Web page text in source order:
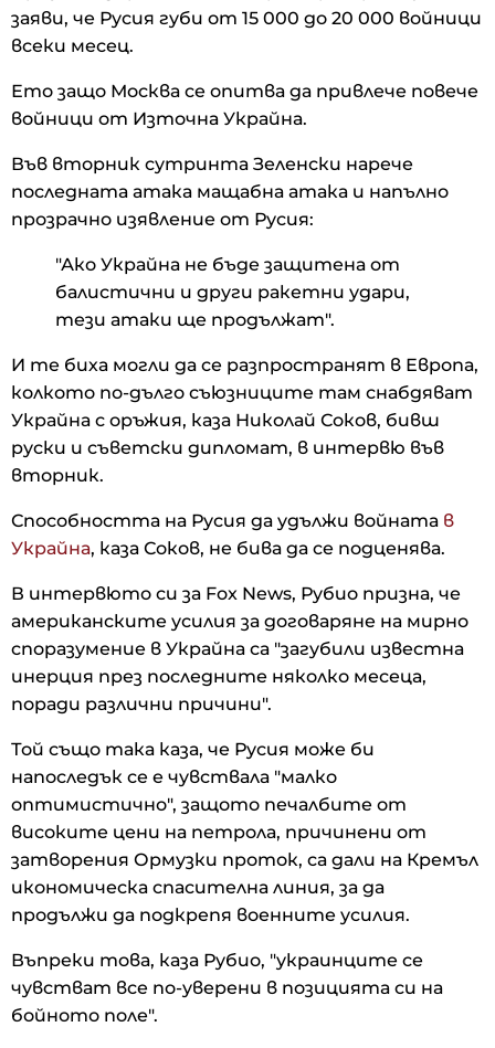
заяви, че Русия губи от 15 000 до 20 000 войници
всеки месец.
Ето защо Москва се опитва да привлече повече
войници от Източна Украйна.
Във вторник сутринта Зеленски нарече
последната атака мащабна атака и напълно
прозрачно изявление от Русия:
"Ако Украйна не бъде защитена от
балистични и други ракетни удари,
тези атаки ще продължат".
И те биха могли да се разпространят в Европа,
колкото по-дълго съюзниците там снабдяват
Украйна с оръжия, каза Николай Соков, бивш
руски и съветски дипломат, в интервю във
вторник.
Способността на Русия да удължи войната в
Украйна, каза Соков, не бива да се подценява.
В интервюто си за Fox News, Рубио призна, че
американските усилия за договаряне на мирно
споразумение в Украйна са "загубили известна
инерция през последните няколко месеца,
поради различни причини".
Той също така каза, че Русия може би
напоследък се е чувствала "малко
оптимистично", защото печалбите от
високите цени на петрола, причинени от
затворения Ормузки проток, са дали на Кремъл
икономическа спасителна линия, за да
продължи да подкрепя военните усилия.
Въпреки това, каза Рубио, "украинците се
чувстват все по-уверени в позицията си на
бойното поле".